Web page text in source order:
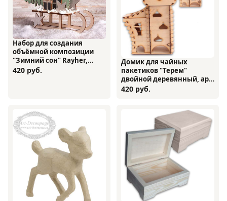
Набор для создания
объёмной композиции
"Зимний сон" Rayher,
46318000
420 руб.
Домик для чайных
пакетиков "Терем"
двойной деревянный, арт.
12551, 25,7х10,5х19,7 см
420 руб.